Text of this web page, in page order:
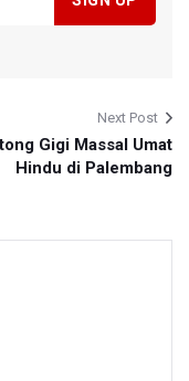
Next Post
Gigi Massal Umat
Hindu di Palembang